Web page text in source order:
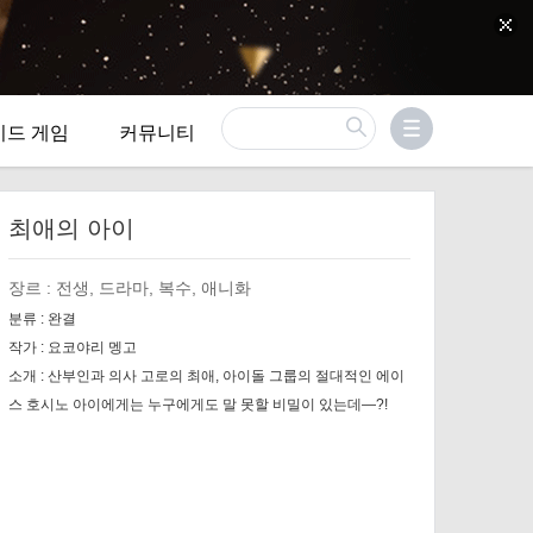
드 게임 커뮤니티
최애의 아이
장르 : 전생, 드라마, 복수, 애니화
분류 : 완결
작가 : 요코야리 멩고
소개 : 산부인과 의사 고로의 최애, 아이돌 그룹의 절대적인 에이
스 호시노 아이에게는 누구에게도 말 못할 비밀이 있는데—?!